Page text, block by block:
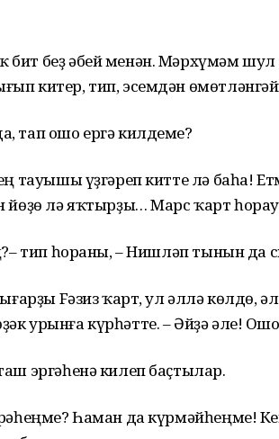
беҙ әбей менән. Мәрхүмәм
китер, тип, эсемдән
тап ошо ергә килдеме?
тауышы үҙгәреп китте лә баһа!
йөҙө лә яҡтырҙы… Марс ҡарт
тип һораны, – Нишләп тынын да
Fәзиз ҡарт, ул әллә көлдө,
урынға күрһәтте. – Әйҙә әле!
эргәһенә килеп баҫтылар.
Һаман да күрмәйһеңме!